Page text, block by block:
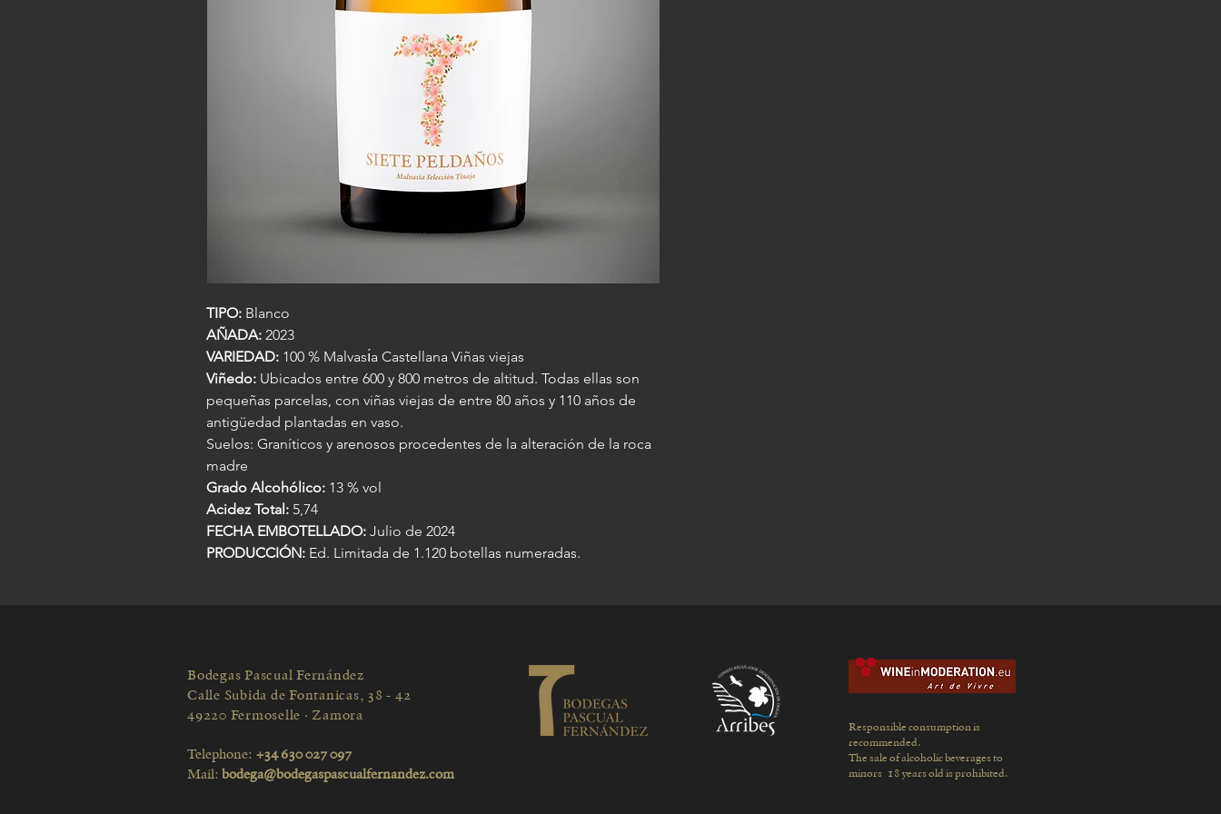
TIPO: Blanco
AÑADA: 2023
VARIEDAD: 100 % Malvası́a Castellana Viñas viejas
Viñedo: Ubicados entre 600 y 800 metros de altitud. Todas ellas son
pequeñas parcelas, con viñas viejas de entre 80 años y 110 años de
antigüedad plantadas en vaso.
Suelos: Graníticos y arenosos procedentes de la alteración de la roca
madre
Grado Alcohólico: 13 % vol
Acidez Total: 5,74
FECHA EMBOTELLADO: Julio de 2024
PRODUCCIÓN: Ed. Limitada de 1.120 botellas numeradas.
Bodegas Pascual Fernández
Calle Subida de Fontanicas, 38 - 42
49220 Fermoselle · Zamora
Telephone: +34 630 027 097
Mail: bodega@bodegaspascualfernandez.com
Responsible consumption is
recommended.
The sale of alcoholic beverages to
minors 18 years old is prohibited.